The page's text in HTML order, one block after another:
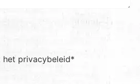
privacybeleid*